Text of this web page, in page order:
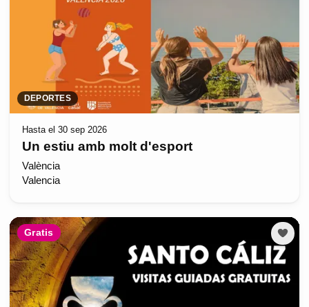
DEPORTES
Hasta el 30 sep 2026
Un estiu amb molt d'esport
València
Valencia
Gratis